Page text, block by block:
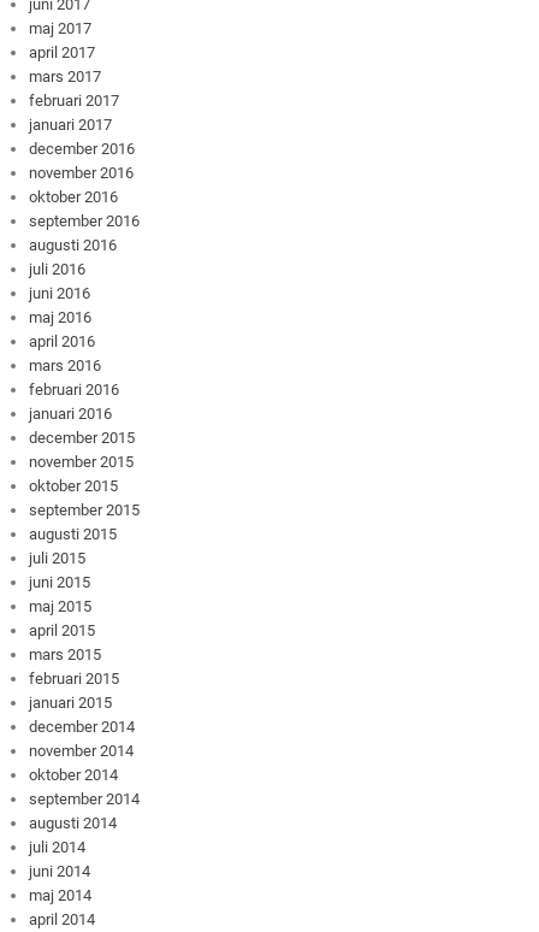
juni 2017
maj 2017
april 2017
mars 2017
februari 2017
januari 2017
december 2016
november 2016
oktober 2016
september 2016
augusti 2016
juli 2016
juni 2016
maj 2016
april 2016
mars 2016
februari 2016
januari 2016
december 2015
november 2015
oktober 2015
september 2015
augusti 2015
juli 2015
juni 2015
maj 2015
april 2015
mars 2015
februari 2015
januari 2015
december 2014
november 2014
oktober 2014
september 2014
augusti 2014
juli 2014
juni 2014
maj 2014
april 2014